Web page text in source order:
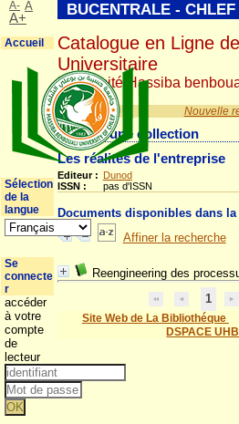
Nouvelle
Détail d'une collection
Les réalités de l'entreprise
Editeur : Dunod
ISSN :
pas d'ISSN
Documents disponibles dans
Affiner la recherche
Reengineering des
1
Site Web de La Bibliothéque
DSPACE
BUCENTRALE - CHLEF
Catalogue en Ligne
Universitaire
Université Hassiba
A- A
A+
Accueil
Sélection
de la
langue
Se
connecte
r
accéder
à votre
compte
de
lecteur